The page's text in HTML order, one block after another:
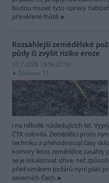
budou muset tyto opravy
přiměřené lhůtě.
Rozsáhlejší zemědělské
půdy či zvýšit riziko eroze
31.7.2026 18:56 (ČTK)
Diskuse: 11
i na několik následujících let.
ČTK oslovila. Zemědělci proto
techniku a přehodnocují časy
komory letos zemědělce zasáhly
se je lokalizovat dříve, než
před vznikem požárů nyní platí
severních Čech.